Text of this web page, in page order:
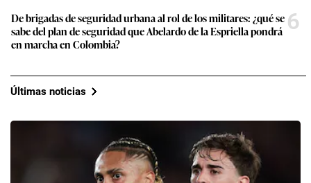
De brigadas de seguridad urbana al rol de los militares: ¿qué se
sabe del plan de seguridad que Abelardo de la Espriella pondrá
en marcha en Colombia?
6
Últimas noticias